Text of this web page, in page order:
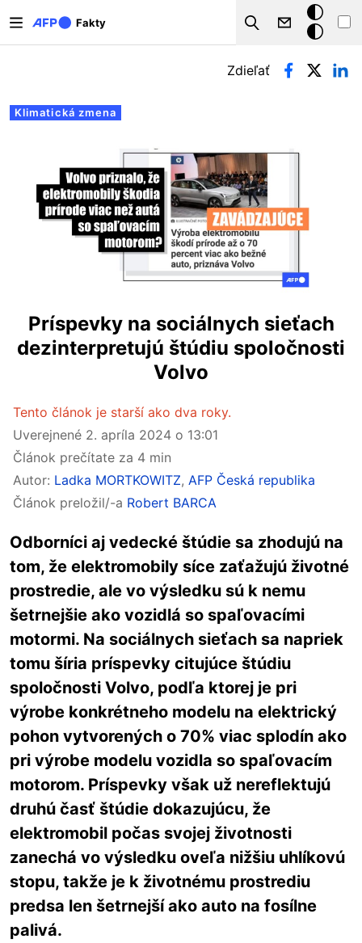
Fakty
Search
Tmavý
režim
Primárne karty
Klimatická zmena
Zdieľať
Príspevky na sociálnych sieťach
dezinterpretujú štúdiu spoločnosti
Volvo
Tento článok je starší ako dva roky.
Uverejnené 2. apríla 2024 o 13:01
Článok prečítate za 4 min
Autor: Ladka MORTKOWITZ, AFP Česká republika
Článok preložil/-a Robert BARCA
Odborníci aj vedecké štúdie sa zhodujú na
tom, že elektromobily síce zaťažujú životné
prostredie, ale vo výsledku sú k nemu
šetrnejšie ako vozidlá so spaľovacími
motormi. Na sociálnych sieťach sa napriek
tomu šíria príspevky citujúce štúdiu
spoločnosti Volvo, podľa ktorej je pri
výrobe konkrétneho modelu na elektrický
pohon vytvorených o 70% viac splodín ako
pri výrobe modelu vozidla so spaľovacím
motorom. Príspevky však už nereflektujú
druhú časť štúdie dokazujúcu, že
elektromobil počas svojej životnosti
zanechá vo výsledku oveľa nižšiu uhlíkovú
stopu, takže je k životnému prostrediu
predsa len šetrnejší ako auto na fosílne
palivá.